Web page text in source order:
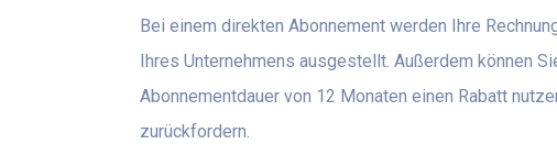
Bei einem direkten Abonnement werden Ihre
Ihres Unternehmens ausgestellt. Außerdem können
Abonnementdauer von 12 Monaten einen Rabatt
zurückfordern.